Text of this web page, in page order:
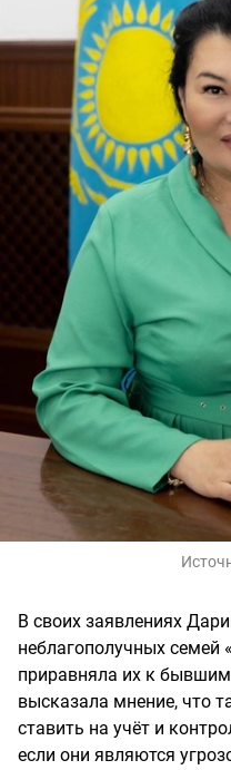
В своих заявлениях
неблагополучных
приравняла их к
высказала мнение, что
ставить на учёт и
если они являются